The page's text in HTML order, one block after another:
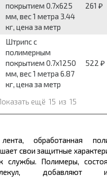
покрытием 0.7x625
мм, вес 1 метра 3.44
кг, цена за метр
261 ₽
Штрипс с
полимерным
покрытием 0.7x1250
мм, вес 1 метра 6.87
кг, цена за метр
522 ₽
ещё 15 из 15
обработанная
свои защитные
службы. Полимеры,
добавляют